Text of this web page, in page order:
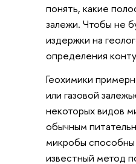
понять, какие
залежи. Чтобы не
издержки на
определения
Геохимики
или газовой
некоторых видов
обычным
микробы
известный метод